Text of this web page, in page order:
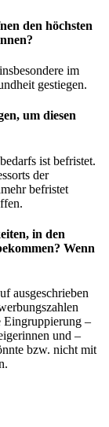
den höchsten
im
gestiegen.
um diesen
ist befristet.
der
befristet
in den
Wenn
ausgeschrieben
Eingruppierung –
und –
bzw. nicht mit